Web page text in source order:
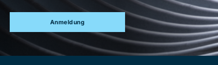
Anmeldung